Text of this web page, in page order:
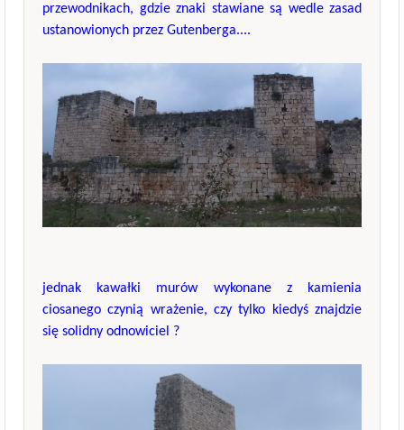
przewodnikach, gdzie znaki stawiane są wedle zasad
ustanowionych przez Gutenberga....
jednak kawałki murów wykonane z kamienia
ciosanego czynią wrażenie, czy tylko kiedyś znajdzie
się solidny odnowiciel ?